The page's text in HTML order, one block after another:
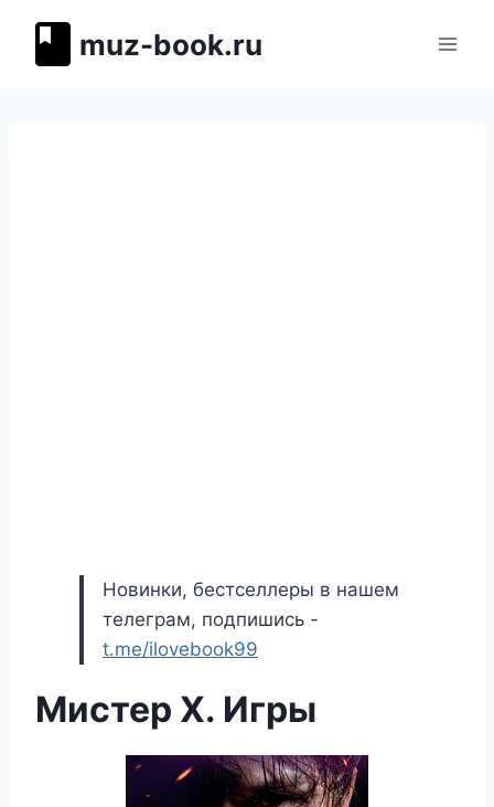
muz-book.ru
Новинки, бестселлеры в нашем
телеграм, подпишись -
t.me/ilovebook99
Мистер Х. Игры